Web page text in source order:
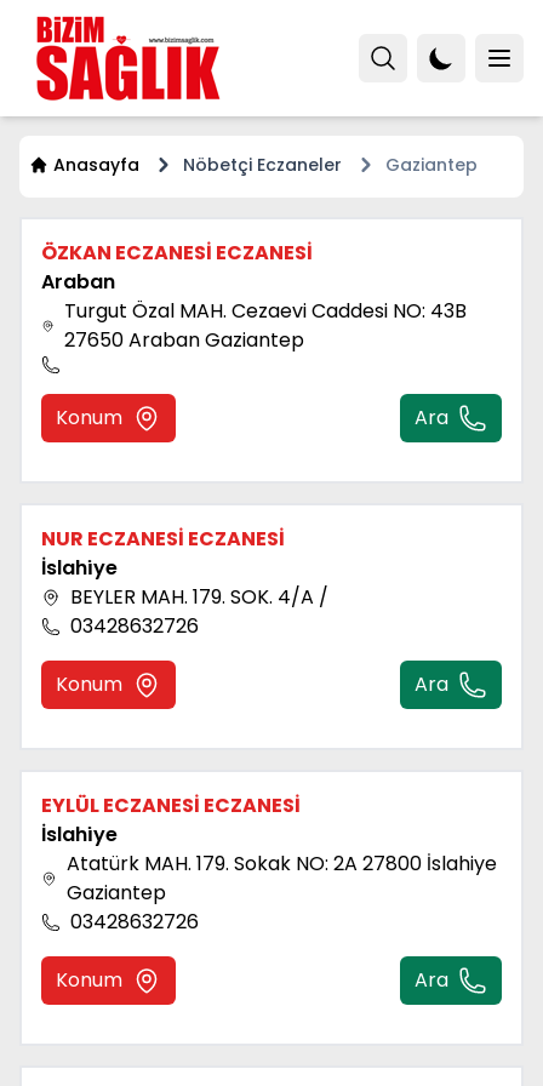
Anasayfa Nöbetçi Eczaneler Gaziantep
ÖZKAN ECZANESİ ECZANESİ
Araban
Turgut Özal MAH. Cezaevi Caddesi NO: 43B
27650 Araban Gaziantep
Konum Ara
NUR ECZANESİ ECZANESİ
İslahi̇ye
BEYLER MAH. 179. SOK. 4/A /
03428632726
Konum Ara
EYLÜL ECZANESİ ECZANESİ
İslahi̇ye
Atatürk MAH. 179. Sokak NO: 2A 27800 İslahiye
Gaziantep
03428632726
Konum Ara